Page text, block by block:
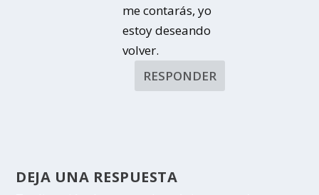
me contarás, yo
estoy deseando
volver.
RESPONDER
DEJA UNA RESPUESTA